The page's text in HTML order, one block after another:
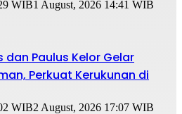
WIB1 August, 2026 14:41 WIB
dan Paulus Kelor Gelar
Perkuat Kerukunan di
WIB2 August, 2026 17:07 WIB